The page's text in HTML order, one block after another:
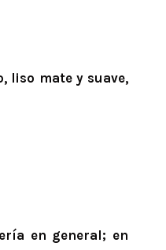
liso mate y suave,
en general; en